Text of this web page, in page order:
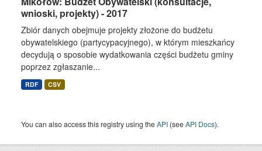
wnioski, projekty) - 2017
Zbiór danych obejmuje projekty złożone do budżetu
obywatelskiego (partycypacyjnego), w którym mieszkańcy
decydują o sposobie wydatkowania części budżetu gminy
poprzez zgłaszanie...
RDF CSV
You can also access this registry using theAPI (seeAPI Docs).